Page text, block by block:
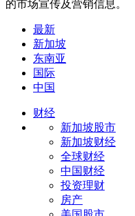
的市场宣传及营销信息。
最新
新加坡
东南亚
国际
中国
财经
新加坡股市
新加坡财经
全球财经
中国财经
投资理财
房产